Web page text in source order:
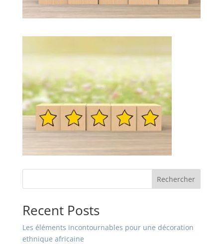
Rechercher
Recent Posts
Les éléments incontournables pour une décoration
ethnique africaine